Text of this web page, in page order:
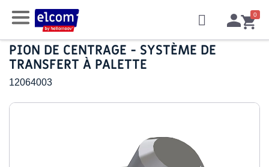
PION DE CENTRAGE - SYSTÈME DE
TRANSFERT À PALETTE
12064003